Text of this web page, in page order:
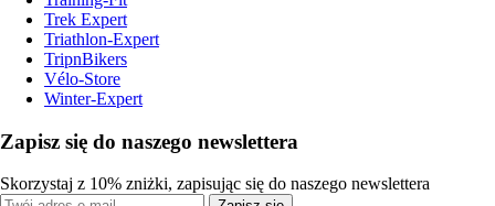
Trek Expert
Triathlon-Expert
TripnBikers
Vélo-Store
Winter-Expert
Zapisz się do naszego newslettera
Skorzystaj z 10% zniżki, zapisując się do naszego newslettera